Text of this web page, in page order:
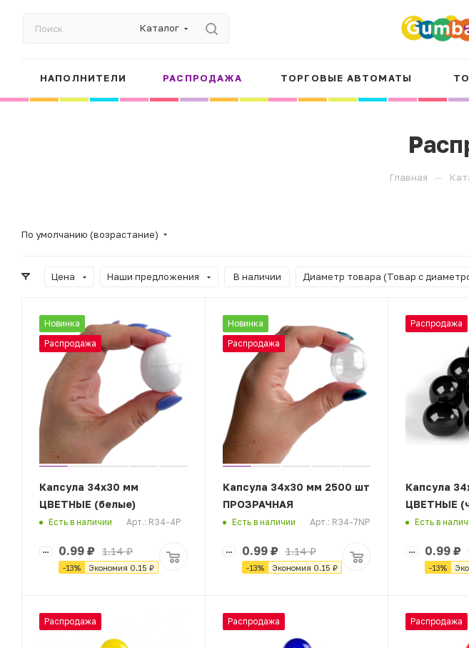
Каталог
НАПОЛНИТЕЛИ РАСПРОДАЖА ТОРГОВЫЕ АВТОМАТЫ
Главная —
По умолчанию (возрастание)
Цена Наши предложения В наличии Диаметр товара (Товар с
Новинка
Распродажа
Капсула 34х30 мм
ЦВЕТНЫЕ (белые)
Есть в наличии Арт.: R34-4P
0.99 ₽ 1.14₽
-13% Экономия 0.15 ₽
Новинка
Распродажа
Капсула 34х30 мм 2500 шт
ПРОЗРАЧНАЯ
Есть в наличии Арт.: R34-7NP
0.99₽ 1.14₽
-13% Экономия 0.15 ₽
Распродажа
Капсула
ЦВЕТНЫЕ
Есть в
0.99 ₽
-13%
Распродажа Распродажа Распродажа